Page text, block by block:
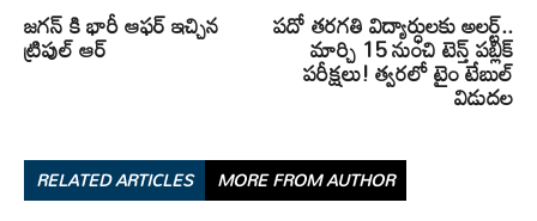
జగన్ కి భారీ ఆఫర్ ఇచ్చిన
ట్రిపుల్ ఆర్
పదో తరగతి విద్యార్ధులకు అలర్ట్‌..
మార్చి 15 నుంచి టెన్త్‌ పబ్లిక్‌
పరీక్షలు! త్వరలో టైం టేబుల్
విడుదల
RELATED ARTICLES MORE FROM AUTHOR